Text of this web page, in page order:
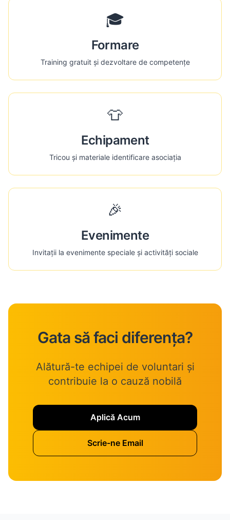
🎓
Formare
Training gratuit și dezvoltare de competențe
👕
Echipament
Tricou și materiale identificare asociația
🎉
Evenimente
Invitații la evenimente speciale și activități sociale
Gata să faci diferența?
Alătură-te echipei de voluntari și
contribuie la o cauză nobilă
Aplică Acum
Scrie-ne Email